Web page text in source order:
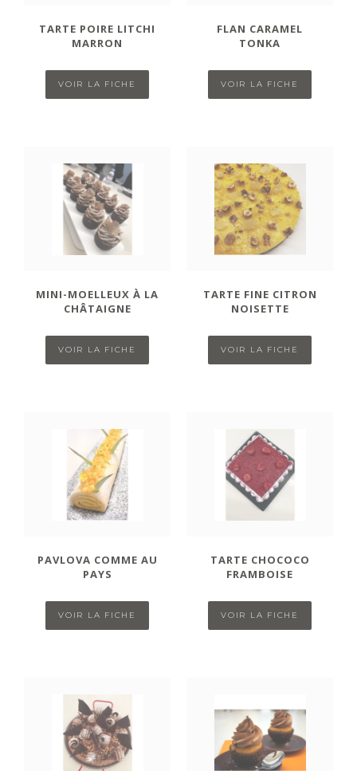
TARTE POIRE LITCHI
MARRON
VOIR LA FICHE
FLAN CARAMEL
TONKA
VOIR LA FICHE
MINI-MOELLEUX À LA
CHÂTAIGNE
VOIR LA FICHE
TARTE FINE CITRON
NOISETTE
VOIR LA FICHE
PAVLOVA COMME AU
PAYS
VOIR LA FICHE
TARTE CHOCOCO
FRAMBOISE
VOIR LA FICHE